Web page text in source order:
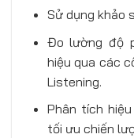
Sử dụng khảo
Đo lường độ
hiệu qua các
Listening.
Phân tích
tối ưu chiến